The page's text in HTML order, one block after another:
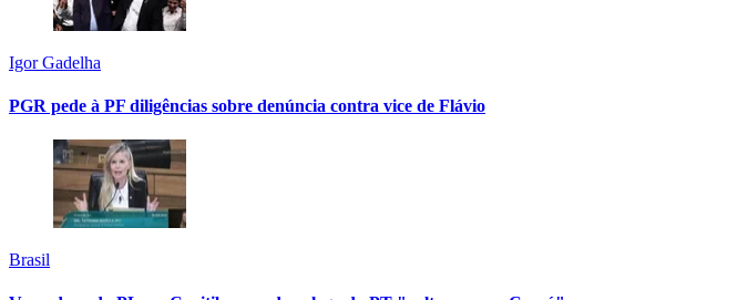
Igor Gadelha
PGR pede à PF diligências sobre denúncia contra vice de Flávio
Brasil